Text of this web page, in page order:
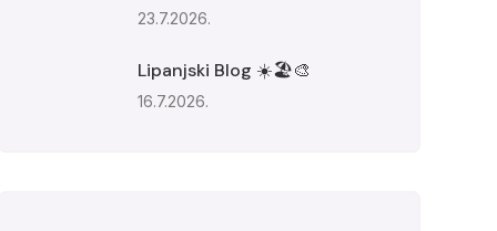
23.7.2026.
Lipanjski Blog ☀️🏖️🎨
16.7.2026.